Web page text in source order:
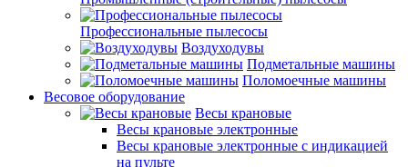
Профессиональные пылесосы
Воздуходувы
Подметальные машины
Поломоечные машины
Весовое оборудование
Весы крановые
Весы крановые электронные
Весы крановые электронные с индикацией
на пульте